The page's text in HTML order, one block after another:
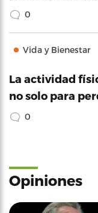
0
Vida y Bienestar
La actividad
no solo para
0
Opiniones